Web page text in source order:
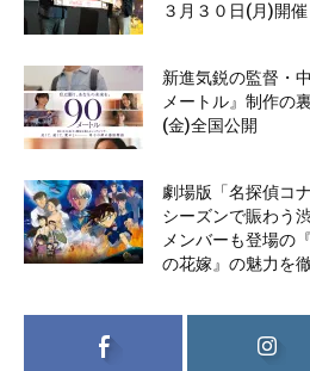
３月３０日(月)開催
新進気鋭の監督・
メートル』制作の
(金)全国公開
劇場版「名探偵コ
シーズンで賑わう
メンバーも登場の
の花嫁』の魅力を